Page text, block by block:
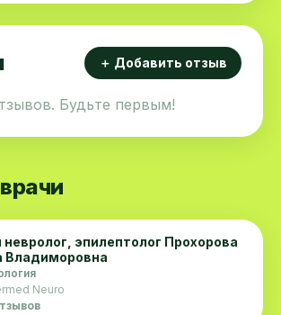
＋ Добавить отзыв
Будьте первым!
невролог, эпилептолог Прохорова
Владиморовна
Neuro